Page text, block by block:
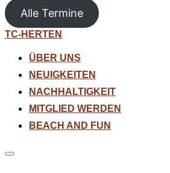
Alle Termine
Zum
springen
TC-HERTEN
ÜBER UNS
NEUIGKEITEN
NACHHALTIGKEIT
MITGLIED WERDEN
BEACH AND FUN
Seitenleiste